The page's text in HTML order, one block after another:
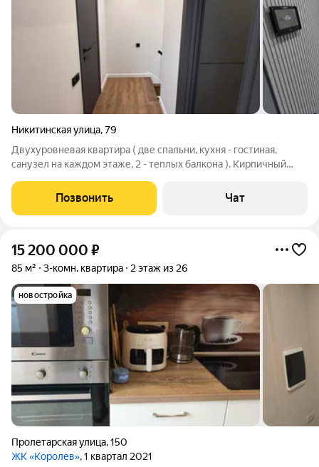
Никитинская улица,79
Двухуровневая квартира ( две спальни, кухня - гостиная,
санузел на каждом этаже, 2 - теплых балкона ). Кирпичный
профиль, двухкамерные теплосберегающие стеклопакеты). В
общую площадь учтены балконы.
Позвонить Чат
15 200 000 ₽
85 м² 3-комн. квартира 2 этаж из 26
новостройка
Пролетарская улица,150
ЖК «Королев», 1 квартал 2021